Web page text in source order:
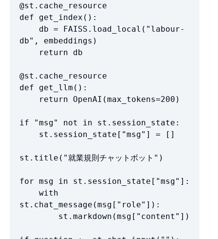
@st.cache_resource
def get_index():
db", embeddings)
@st.cache_resource
def get_llm():
if "msg" not in st.session_state:
st.title("就業規則チャットボット")
for msg in st.session_state["msg"]:
st.chat_message(msg["role"]):